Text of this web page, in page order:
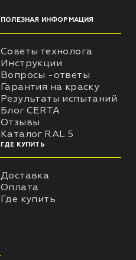
ПОЛЕЗНАЯ ИНФОРМАЦИЯ
Советы технолога
Инструкции
Вопросы -ответы
Гарантия на краску
Результаты испытаний
Блог CERTA
Отзывы
Каталог RAL 5
ГДЕ КУПИТЬ
Доставка
Оплата
Где купить